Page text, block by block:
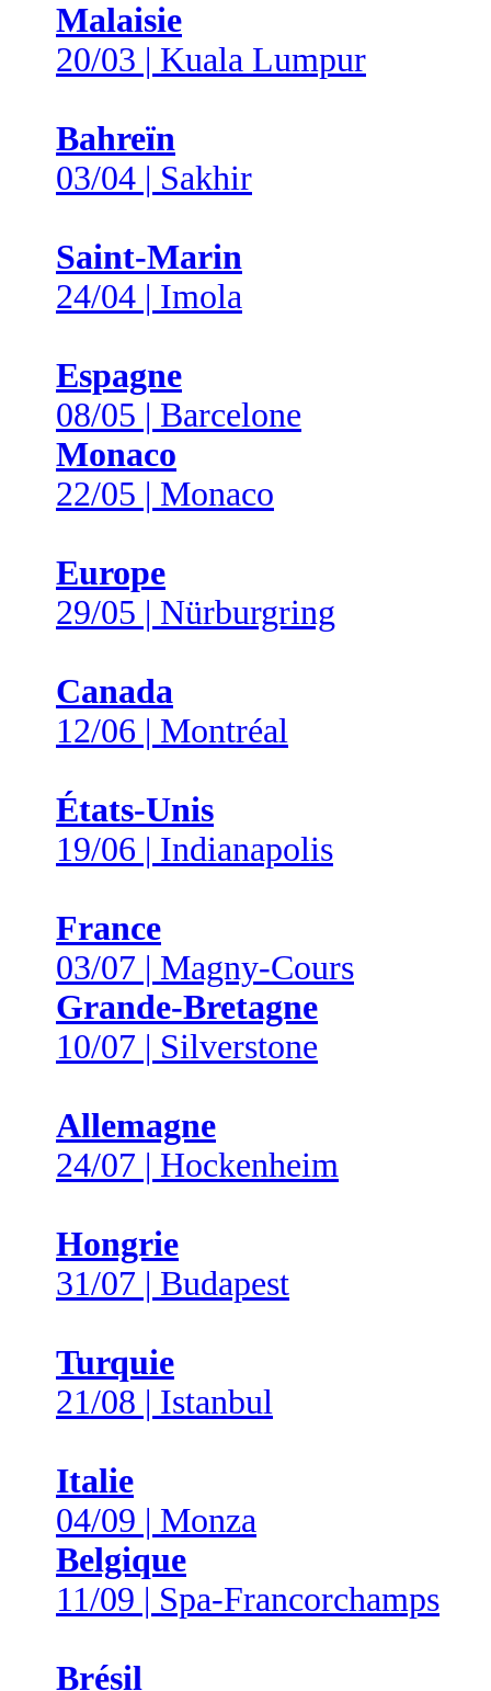
Malaisie
20/03 | Kuala Lumpur
Bahreïn
03/04 | Sakhir
Saint-Marin
24/04 | Imola
Espagne
08/05 | Barcelone
Monaco
22/05 | Monaco
Europe
29/05 | Nürburgring
Canada
12/06 | Montréal
États-Unis
19/06 | Indianapolis
France
03/07 | Magny-Cours
Grande-Bretagne
10/07 | Silverstone
Allemagne
24/07 | Hockenheim
Hongrie
31/07 | Budapest
Turquie
21/08 | Istanbul
Italie
04/09 | Monza
Belgique
11/09 | Spa-Francorchamps
Brésil